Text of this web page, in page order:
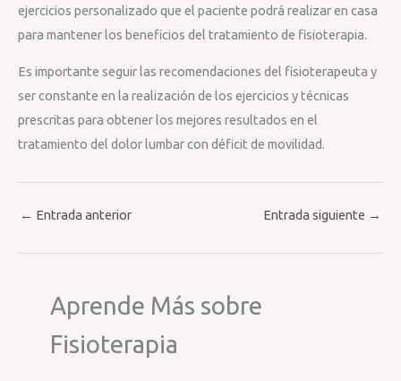
ejercicios personalizado que el paciente podrá realizar en casa
para mantener los beneficios del tratamiento de fisioterapia.
Es importante seguir las recomendaciones del fisioterapeuta y
ser constante en la realización de los ejercicios y técnicas
prescritas para obtener los mejores resultados en el
tratamiento del dolor lumbar con déficit de movilidad.
← Entrada anterior Entrada siguiente →
Aprende Más sobre
Fisioterapia